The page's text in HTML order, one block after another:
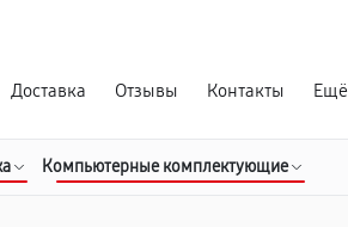
Доставка Отзывы Контакты Ещё
Компьютерные комплектующие